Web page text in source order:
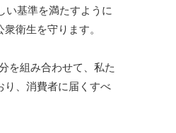
い基準を満たすように
衛生を守ります。
を組み合わせて、私た
り、消費者に届くすべ